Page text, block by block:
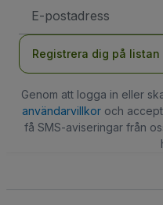
postadress
Registrera dig på listan
Genom att logga in eller
användarvillkoroch
få SMS-aviseringar från